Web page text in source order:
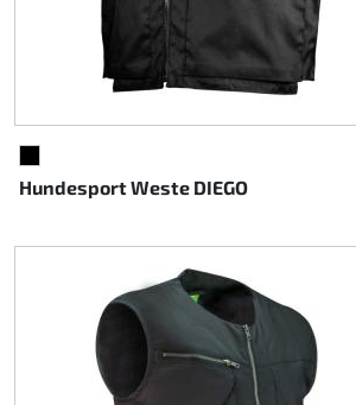
Hundesport Weste DIEGO
SCHWARZ